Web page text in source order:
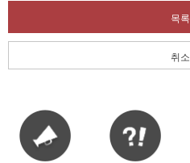
목록
취소